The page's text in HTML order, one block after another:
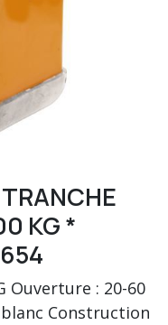
KG *
Ouverture : 20-60
Construction